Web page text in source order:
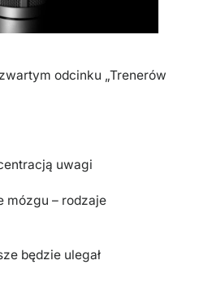
odcinku „Trenerów
uwagi
mózgu – rodzaje
będzie ulegał